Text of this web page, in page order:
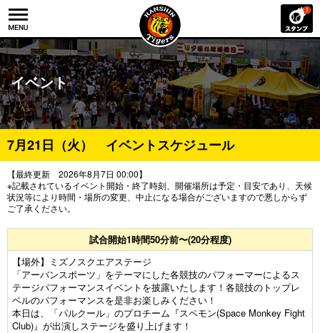
イベント
7月21日（火） イベントスケジュール
【最終更新 2026年8月7日 00:00】
※記載されているイベント開始・終了時刻、開催場所は予定・目安であり、天候
状況等により時間・場所の変更、中止になる場合がございますので悪しからず
ご了承ください。
試合開始1時間50分前〜(20分程度)
【場外】ミズノスクエアステージ
「アーバンスポーツ」をテーマにした各競技のパフォーマーによるス
テージパフォーマンスイベントを披露いたします！各競技のトップレ
ベルのパフォーマンスを是非お楽しみください！
本日は、「パルクール」のプロチーム『スペモン(Space Monkey Fight
Club)』が出演しステージを盛り上げます！